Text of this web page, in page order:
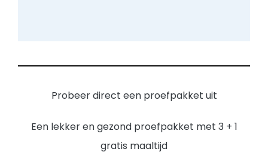
Probeer direct een proefpakket uit
Een lekker en gezond proefpakket met 3 + 1
gratis maaltijd